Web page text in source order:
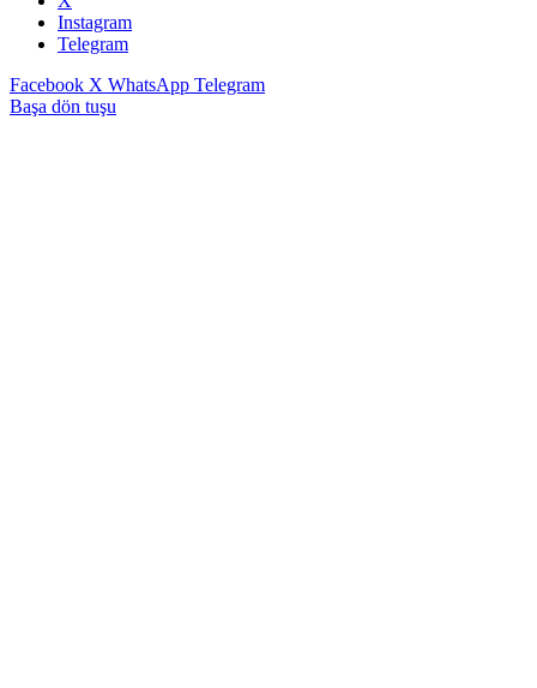
Instagram
Telegram
Facebook X WhatsApp Telegram
Başa dön tuşu